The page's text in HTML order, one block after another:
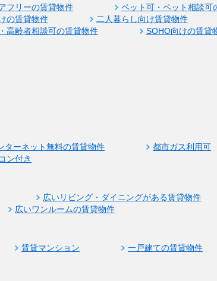
フリーの賃貸物件
ペット可・ペット相談可
の賃貸物件 二人暮らし向け賃貸物件
高齢者相談可の賃貸物件 SOHO向けの賃貸
ターネット無料の賃貸物件
都市ガス利用可
ン付き
広いリビング・ダイニングがある賃貸物件
広いワンルームの賃貸物件
賃貸マンション 一戸建ての賃貸物件